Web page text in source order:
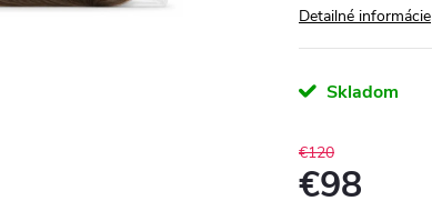
Detailné informácie
Skladom
€120
€98